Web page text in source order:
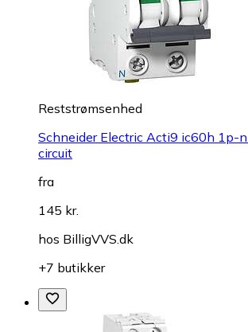
Reststrømsenhed
Schneider Electric Acti9 ic60h 1p-
circuit
fra
145 kr.
hos BilligVVS.dk
+7 butikker